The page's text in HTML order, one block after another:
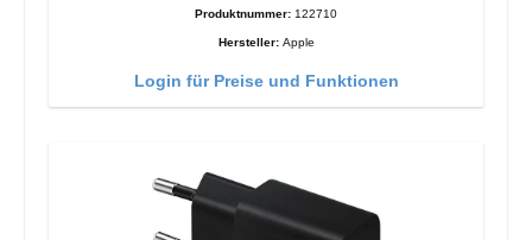
Produktnummer: 122710
Hersteller: Apple
Login für Preise und Funktionen